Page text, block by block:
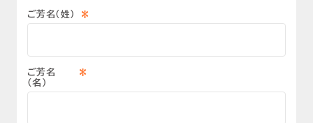
*
ご芳名（姓）
*
ご芳名
（名）